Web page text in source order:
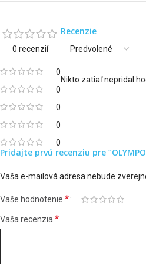
0 recenzií
0
0
0
0
0
Recenzie
Nikto zatiaľ nepridal
Pridajte prvú recenziu pre
Vaša e-mailová adresa nebude
Vaše hodnotenie *
Vaša recenzia *